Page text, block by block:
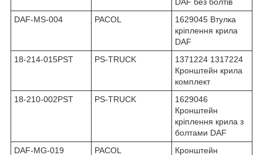
DAF-MS-004
PACOL
1629045 Втулка
кріплення крила
DAF
18-214-015PST
PS-TRUCK
1371224 1317224
Кронштейн крила
комплект
18-210-002PST
PS-TRUCK
1629046
Кронштейн
кріплення крила з
болтами DAF
DAF-MG-019
PACOL
Кронштейн